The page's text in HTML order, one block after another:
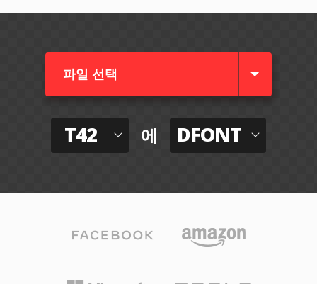
파일 선택
T42 에 DFONT